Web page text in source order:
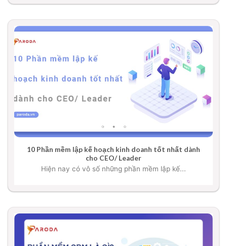
10 Phần mềm lập kế hoạch kinh doanh tốt nhất dành
cho CEO/ Leader
Hiện nay có vô số những phần mềm lập kế...